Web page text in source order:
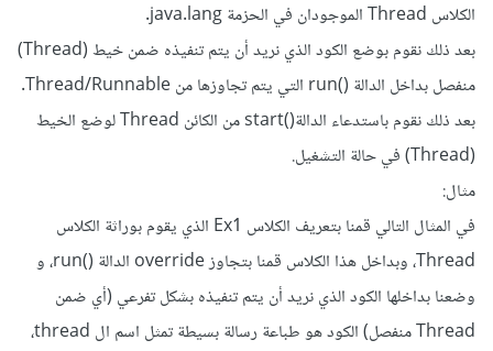
الكلاس Thread الموجودان في الحزمة java.lang.
بعد ذلك نقوم بوضع الكود الذي نريد أن يتم تنفيذه ضمن خيط (Thread)
منفصل بداخل الدالة ()run التي يتم تجاوزها من Thread/Runnable.
بعد ذلك نقوم باستدعاء الدالة()start من الكائن Thread لوضع الخيط
مثال:
في المثال التالي قمنا بتعريف الكلاس Ex1 الذي يقوم بوراثة الكلاس
Thread، وبداخل هذا الكلاس قمنا بتجاوز override الدالة ()run، و
وضعنا بداخلها الكود الذي نريد أن يتم تنفيذه بشكل تفرعي (أي ضمن
Thread منفصل) الكود هو طباعة رسالة بسيطة تمثل اسم ال thread،